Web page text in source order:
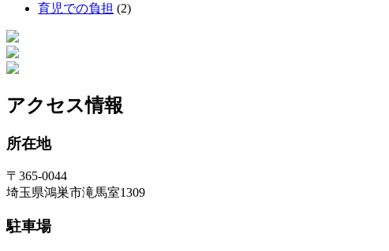
育児での負担 (2)
アクセス情報
所在地
〒365-0044
埼玉県鴻巣市滝馬室1309
駐車場